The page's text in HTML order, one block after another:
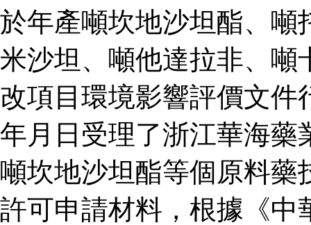
於年產噸坎地沙坦酯、噸
米沙坦、噸他達拉非、噸
改項目環境影響評價文件
年月日受理了浙江華海藥
噸坎地沙坦酯等個原料藥
許可申請材料，根據《中